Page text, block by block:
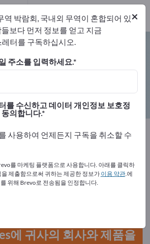
– 제조업체 및 공급업체
제조업체1
요소 & 부품 밸브
특수 밸브
에서 무료로 광고하세
품 – 비즈니스 연락처 >> 여기서 시작
에 귀사의 회사와 제품을
×
역 박람회, 국내외 무역이 혼합되어 있
보다 먼저 정보를 얻고 지금
터를 구독하십시오.
주소를 입력하세요.
를 수신하고 데이터 개인정보 보호정
의합니다.
사용하여 언제든지 구독을 취소할 수
를 마케팅 플랫폼으로 사용합니다. 아래를 클릭하
을 제출함으로써 귀하는 제공한 정보가 이용 약관.에
위해 Brevo로 전송됨을 인정합니다.